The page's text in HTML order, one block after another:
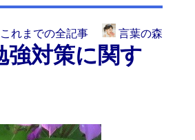
これまでの全記事 言葉の森
対策に関す